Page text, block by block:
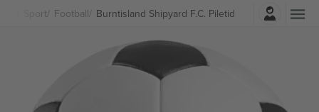
Sport Football Burntisland Shipyard F.C. Piletid
Logi sisse